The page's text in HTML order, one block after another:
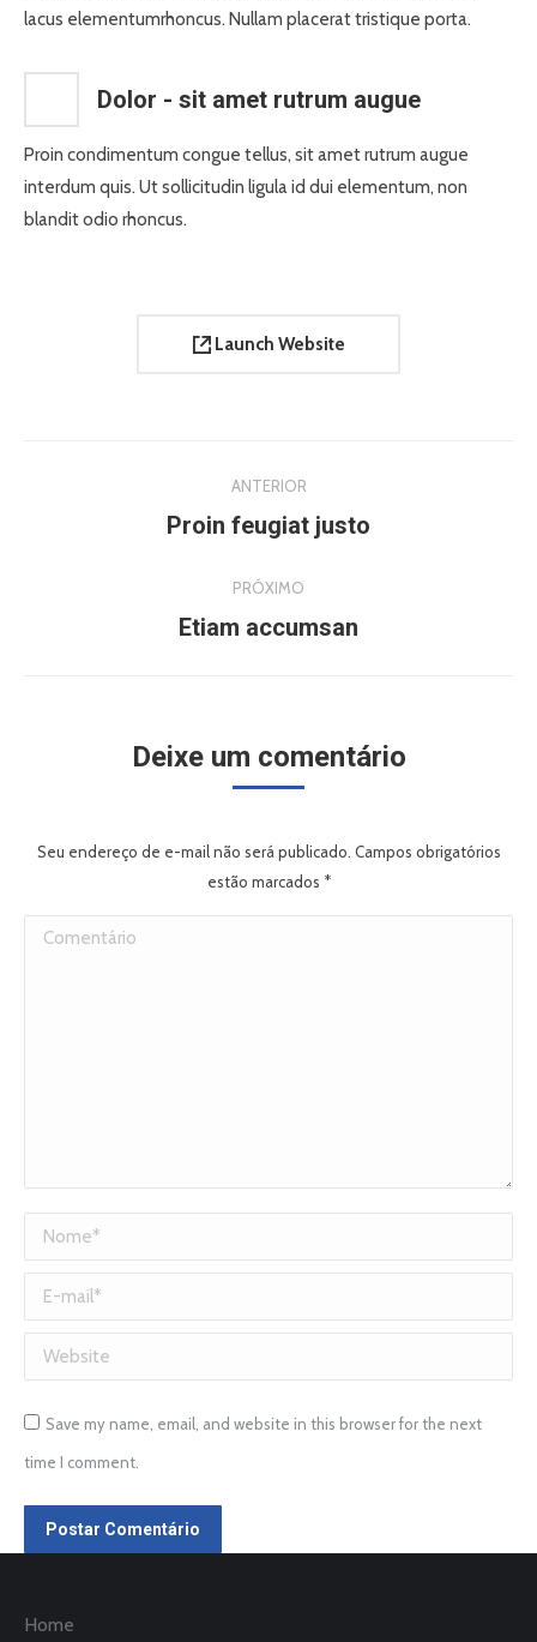
lacus elementumrhoncus. Nullam placerat tristique porta.
Dolor - sit amet rutrum augue
Proin condimentum congue tellus, sit amet rutrum augue
interdum quis. Ut sollicitudin ligula id dui elementum, non
blandit odio rhoncus.
Launch Website
navigation
ANTERIOR
Previous
Proin feugiat justo
PRÓXIMO
Next
Etiam accumsan
Deixe um comentário
Seu endereço de e-mail não será publicado. Campos obrigatórios
estão marcados *
Comentário
Nome *
E-mail *
Website
Save my name, email, and website in this browser for the next
time I comment.
Postar Comentário
Home